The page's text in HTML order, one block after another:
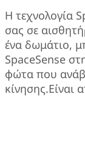
Η τεχνολογία
σας σε
ένα δωμάτιο,
SpaceSense
φώτα που
κίνησης.Είναι